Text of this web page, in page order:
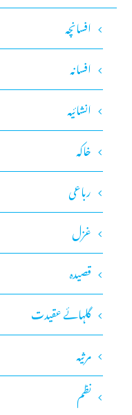
افسانچہ
افسانہ
انشائیہ
خاکہ
رباعی
غزل
قصیدہ
گلہائے عقیدت
مرثیہ
نظم